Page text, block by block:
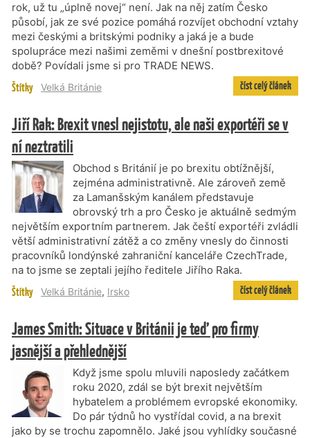
rok, už tu „úplně novej“ není. Jak na něj zatím Česko
působí, jak ze své pozice pomáhá rozvíjet obchodní vztahy
mezi českými a britskými podniky a jaká je a bude
spolupráce mezi našimi zeměmi v dnešní postbrexitové
době? Povídali jsme si pro TRADE NEWS.
Štítky Velká Británie číst celý článek
Jiří Rak: Brexit vnesl nejistotu, ale naši exportéři se v
ní neztratili
Obchod s Británií je po brexitu obtížnější,
zejména administrativně. Ale zároveň země
za Lamanšským kanálem představuje
obrovský trh a pro Česko je aktuálně sedmým
největším exportním partnerem. Jak čeští exportéři zvládli
větší administrativní zátěž a co změny vnesly do činnosti
pracovníků londýnské zahraniční kanceláře CzechTrade,
na to jsme se zeptali jejího ředitele Jiřího Raka.
Štítky Velká Británie, Irsko číst celý článek
James Smith: Situace v Británii je teď pro firmy
jasnější a přehlednější
Když jsme spolu mluvili naposledy začátkem
roku 2020, zdál se být brexit největším
hybatelem a problémem evropské ekonomiky.
Do pár týdnů ho vystřídal covid, a na brexit
jako by se trochu zapomnělo. Jaké jsou vyhlídky současné